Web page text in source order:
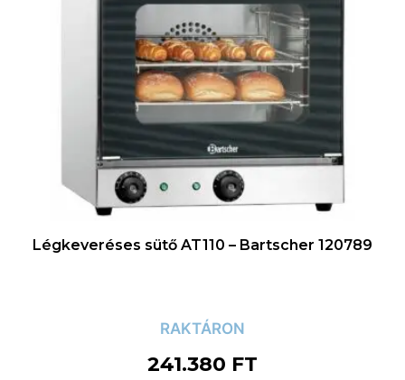
Légkeveréses sütő AT110 – Bartscher 120789
RAKTÁRON
241.380 FT